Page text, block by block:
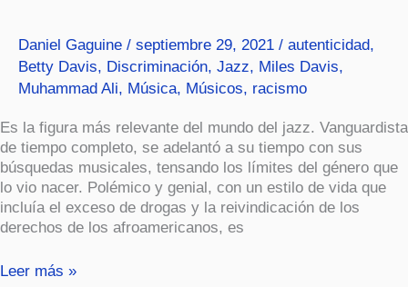
Daniel Gaguine / septiembre 29, 2021 / autenticidad,
Betty Davis, Discriminación, Jazz, Miles Davis,
Muhammad Ali, Música, Músicos, racismo
Es la figura más relevante del mundo del jazz. Vanguardista
de tiempo completo, se adelantó a su tiempo con sus
búsquedas musicales, tensando los límites del género que
lo vio nacer. Polémico y genial, con un estilo de vida que
incluía el exceso de drogas y la reivindicación de los
derechos de los afroamericanos, es
Leer más »